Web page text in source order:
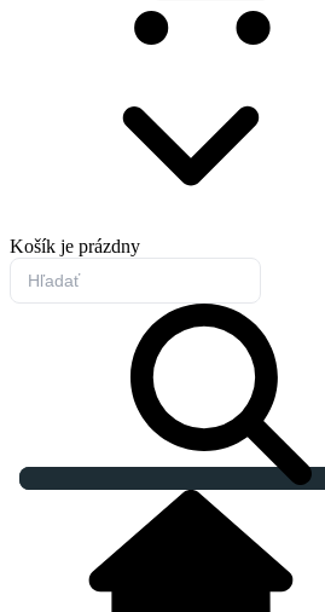
Košík je prázdny